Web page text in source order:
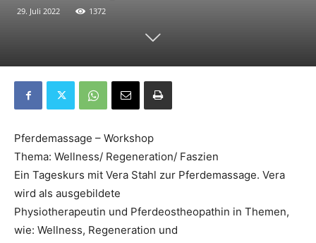
29. Juli 2022 1372
Pferdemassage – Workshop
Thema: Wellness/ Regeneration/ Faszien
Ein Tageskurs mit Vera Stahl zur Pferdemassage. Vera
wird als ausgebildete
Physiotherapeutin und Pferdeostheopathin in Themen,
wie: Wellness, Regeneration und